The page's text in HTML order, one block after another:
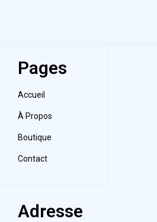
Pages
Accueil
À Propos
Boutique
Contact
Adresse